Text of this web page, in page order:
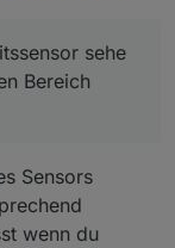
sehe
Bereich
Sensors
wenn du